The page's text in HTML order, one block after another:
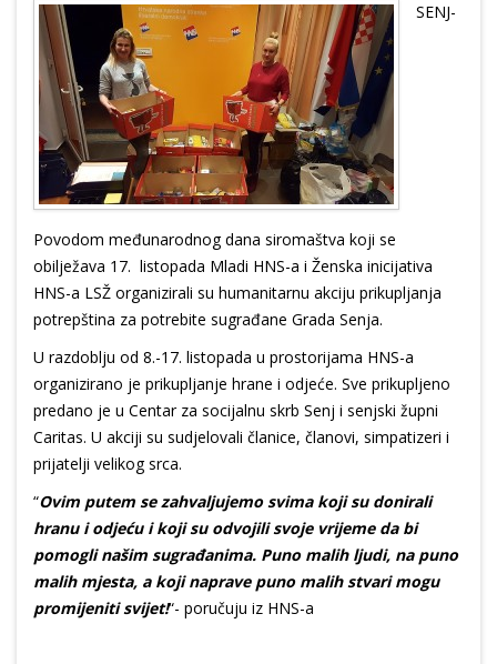
SENJ-
Povodom međunarodnog dana siromaštva koji se
obilježava 17. listopada Mladi HNS-a i Ženska inicijativa
HNS-a LSŽ organizirali su humanitarnu akciju prikupljanja
potrepština za potrebite sugrađane Grada Senja.
U razdoblju od 8.-17. listopada u prostorijama HNS-a
organizirano je prikupljanje hrane i odjeće. Sve prikupljeno
predano je u Centar za socijalnu skrb Senj i senjski župni
Caritas. U akciji su sudjelovali članice, članovi, simpatizeri i
prijatelji velikog srca.
“Ovim putem se zahvaljujemo svima koji su donirali
hranu i odjeću i koji su odvojili svoje vrijeme da bi
pomogli našim sugrađanima. Puno malih ljudi, na puno
malih mjesta, a koji naprave puno malih stvari mogu
promijeniti svijet!“- poručuju iz HNS-a